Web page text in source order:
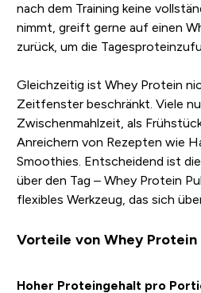
nach dem Training keine
nimmt, greift gerne auf einen
zurück, um die
Gleichzeitig ist Whey Protein
Zeitfenster beschränkt. Viele
Zwischenmahlzeit, als
Anreichern von Rezepten wie
Smoothies. Entscheidend ist
über den Tag – Whey Protein
flexibles Werkzeug, das sich
Vorteile von Whey Protein
Hoher Proteingehalt pro